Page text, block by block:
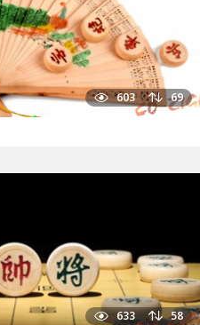
603 69
633 58